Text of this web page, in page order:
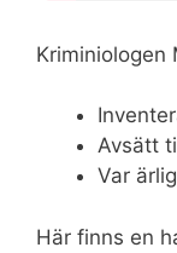
Kriminiologen
Avsätt
Var ärlig
Här finns en